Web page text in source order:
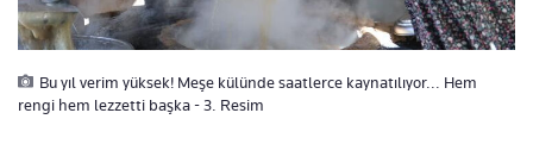
Bu yıl verim yüksek! Meşe külünde saatlerce kaynatılıyor... Hem
rengi hem lezzetti başka - 3. Resim